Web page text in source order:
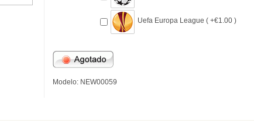
Uefa Europa League ( +€1.00 )
Modelo: NEW00059